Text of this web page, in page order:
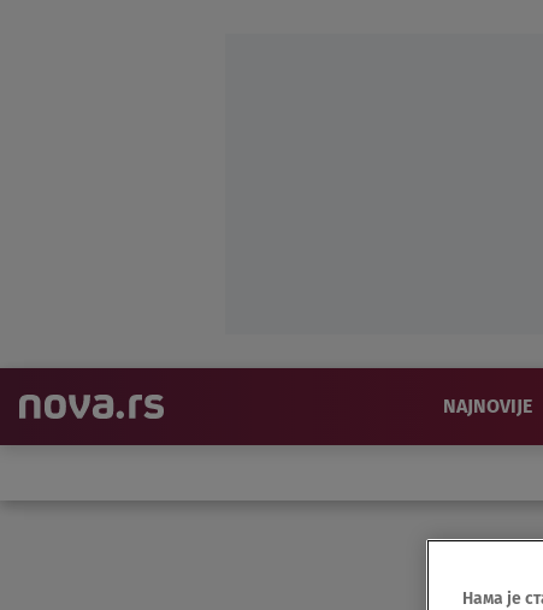
NAJNOVIJE
Нама је